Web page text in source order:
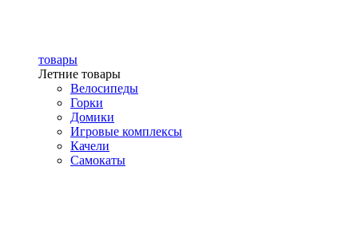
товары
Летние товары
Велосипеды
Горки
Домики
Игровые комплексы
Качели
Самокаты